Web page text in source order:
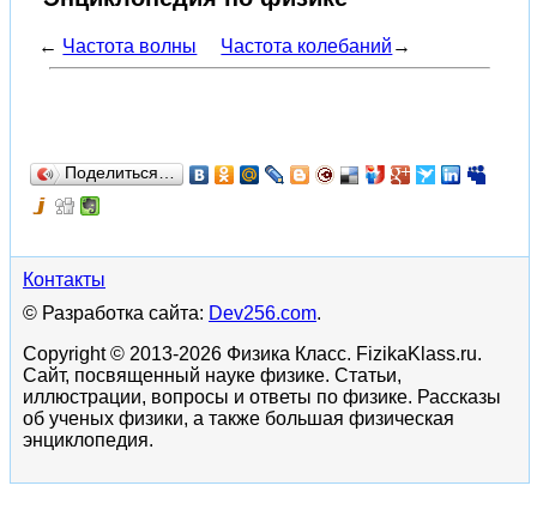
← Частота волны Частота колебаний →
Поделиться…
Контакты
© Разработка сайта: Dev256.com.
Copyright © 2013-2026 Физика Класс. FizikaKlass.ru.
Сайт, посвященный науке физике. Статьи,
иллюстрации, вопросы и ответы по физике. Рассказы
об ученых физики, а также большая физическая
энциклопедия.